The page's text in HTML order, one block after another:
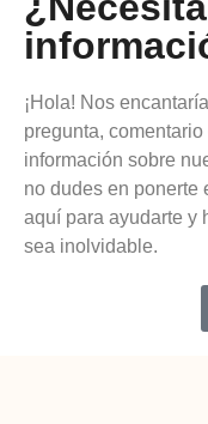
¡Hola! Nos
pregunta,
información sobre
no dudes en ponerte
aquí para ayudarte y
sea inolvidable.